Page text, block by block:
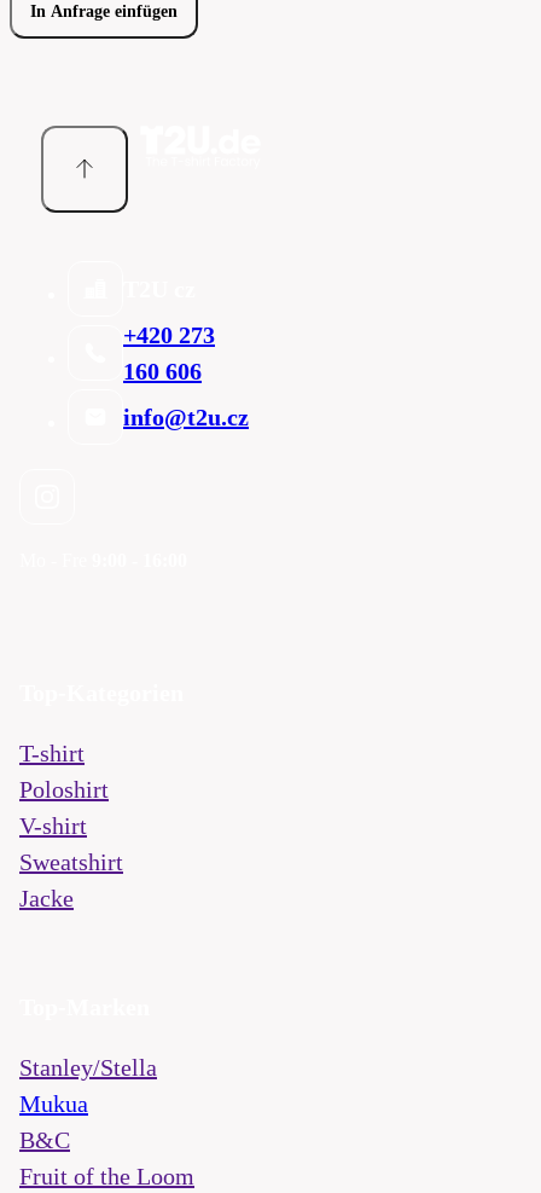
In Anfrage einfügen
+420 273
160 606
info@t2u.cz
T-shirt
Poloshirt
V-shirt
Sweatshirt
Jacke
Stanley/Stella
Mukua
B&C
Fruit of the Loom